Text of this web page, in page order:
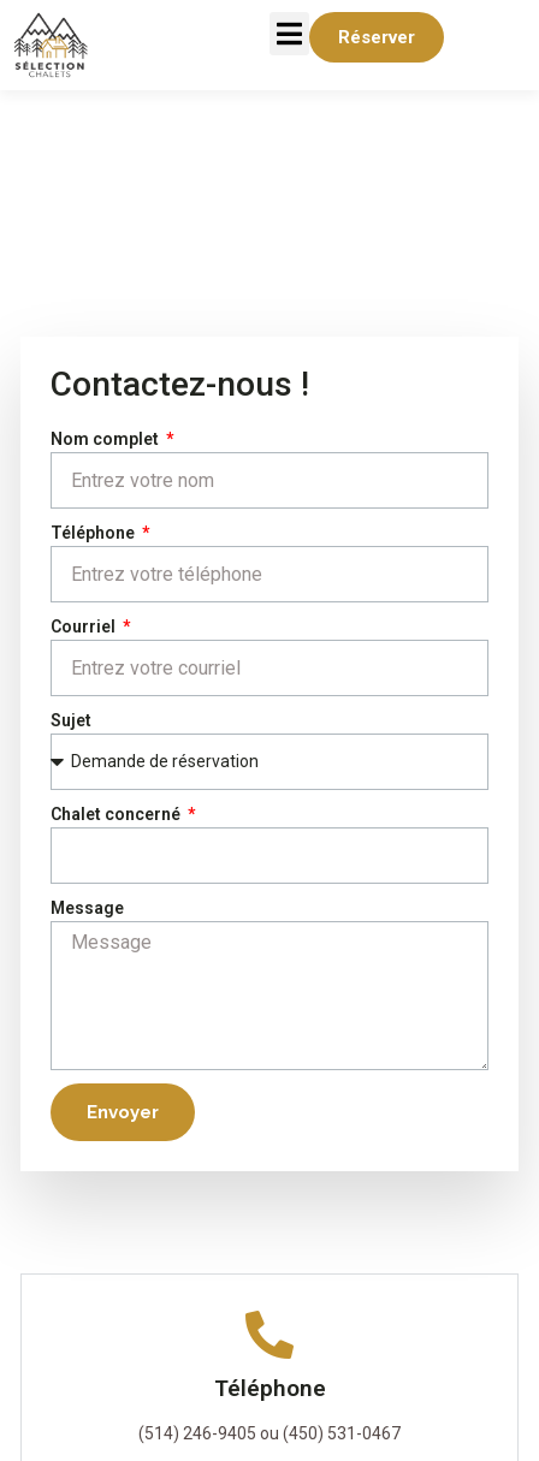
Réserver
Contactez-nous !
Nom complet
Téléphone
Courriel
Sujet
Chalet concerné
Message
Envoyer
Téléphone
(514) 246-9405 ou (450) 531-0467